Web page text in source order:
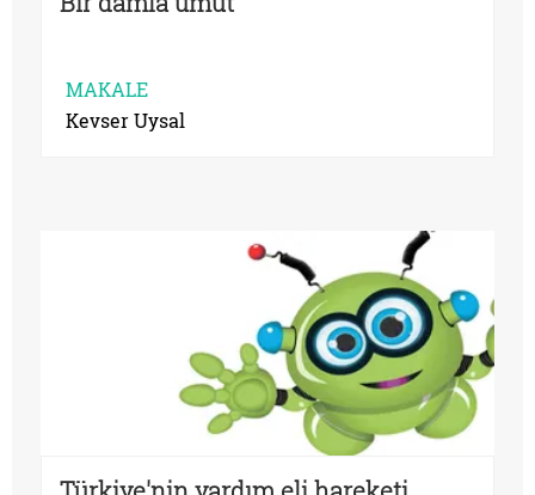
MAKALE
Kevser Uysal